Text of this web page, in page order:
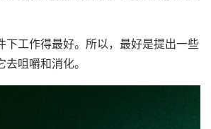
下工作得最好。所以，最好是提出一些
咀嚼和消化。